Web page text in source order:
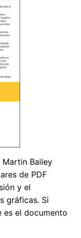
Martin Bailey
de PDF
y el
gráficas. Si
es el documento